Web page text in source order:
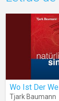
Tjark Baumann